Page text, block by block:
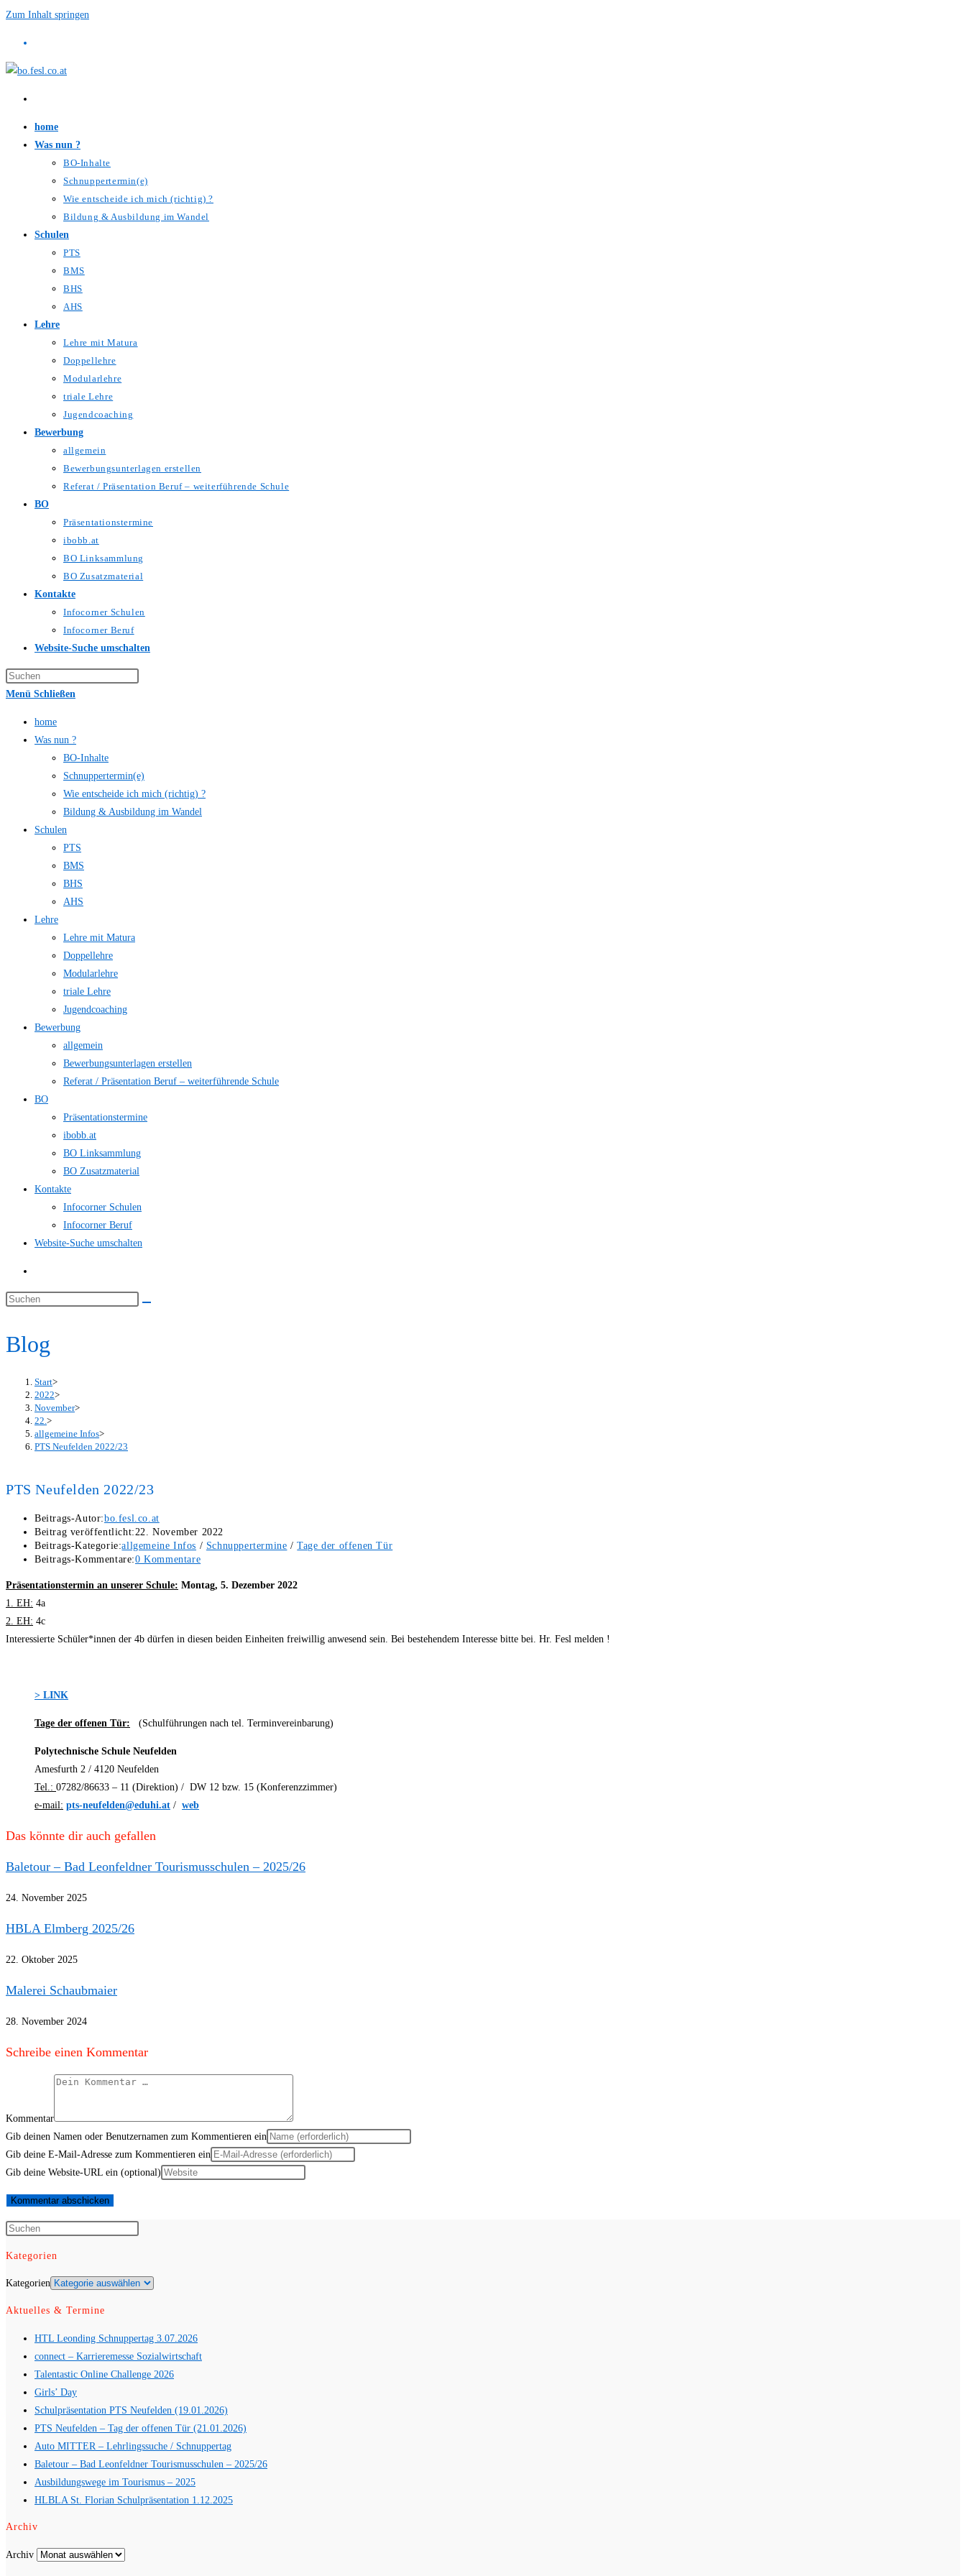
Zum Inhalt springen
home
Was nun ?
BO-Inhalte
Schnuppertermin(e)
Wie entscheide ich mich (richtig) ?
Bildung & Ausbildung im Wandel
Schulen
PTS
BMS
BHS
AHS
Lehre
Lehre mit Matura
Doppellehre
Modularlehre
triale Lehre
Jugendcoaching
Bewerbung
allgemein
Bewerbungsunterlagen erstellen
Referat / Präsentation Beruf – weiterführende Schule
BO
Präsentationstermine
ibobb.at
BO Linksammlung
BO Zusatzmaterial
Kontakte
Infocorner Schulen
Infocorner Beruf
Website-Suche umschalten
Menü Schließen
home
Was nun ?
BO-Inhalte
Schnuppertermin(e)
Wie entscheide ich mich (richtig) ?
Bildung & Ausbildung im Wandel
Schulen
PTS
BMS
BHS
AHS
Lehre
Lehre mit Matura
Doppellehre
Modularlehre
triale Lehre
Jugendcoaching
Bewerbung
allgemein
Bewerbungsunterlagen erstellen
Referat / Präsentation Beruf – weiterführende Schule
BO
Präsentationstermine
ibobb.at
BO Linksammlung
BO Zusatzmaterial
Kontakte
Infocorner Schulen
Infocorner Beruf
Website-Suche umschalten
Blog
Start>
2022>
November>
22. >
allgemeine Infos>
PTS Neufelden 2022/23
PTS Neufelden 2022/23
Beitrags-Autor:bo.fesl.co.at
Beitrag veröffentlicht:22. November 2022
Beitrags-Kategorie:allgemeine Infos / Schnuppertermine / Tage der offenen Tür
Beitrags-Kommentare:0 Kommentare
Präsentationstermin an unserer Schule: Montag, 5. Dezember 2022
1. EH: 4a
2. EH: 4c
Interessierte Schüler*innen der 4b dürfen in diesen beiden Einheiten freiwillig anwesend sein. Bei bestehendem Interesse bitte bei. Hr. Fesl melden !
> LINK
Tage der offenen Tür: (Schulführungen nach tel. Terminvereinbarung)
Polytechnische Schule Neufelden
Amesfurth 2 / 4120 Neufelden
Tel.: 07282/86633 – 11 (Direktion) / DW 12 bzw. 15 (Konferenzzimmer)
e-mail: pts-neufelden@eduhi.at / web
Das könnte dir auch gefallen
Baletour – Bad Leonfeldner Tourismusschulen – 2025/26
24. November 2025
HBLA Elmberg 2025/26
22. Oktober 2025
Malerei Schaubmaier
28. November 2024
Schreibe einen Kommentar
Kommentar
Gib deinen Namen oder Benutzernamen zum Kommentieren ein
Gib deine E-Mail-Adresse zum Kommentieren ein
Gib deine Website-URL ein (optional)
Kategorien
Kategorien
Aktuelles & Termine
HTL Leonding Schnuppertag 3.07.2026
connect – Karrieremesse Sozialwirtschaft
Talentastic Online Challenge 2026
Girls’ Day
Schulpräsentation PTS Neufelden (19.01.2026)
PTS Neufelden – Tag der offenen Tür (21.01.2026)
Auto MITTER – Lehrlingssuche / Schnuppertag
Baletour – Bad Leonfeldner Tourismusschulen – 2025/26
Ausbildungswege im Tourismus – 2025
HLBLA St. Florian Schulpräsentation 1.12.2025
Archiv
Archiv